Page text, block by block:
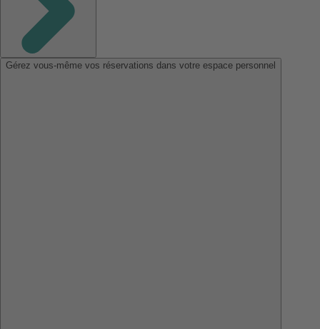
Gérez vous-même vos réservations dans votre espace personnel